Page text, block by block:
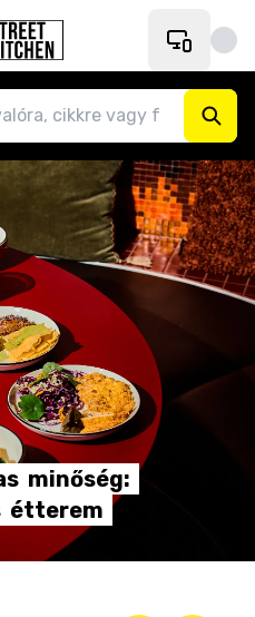
minőség:
étterem